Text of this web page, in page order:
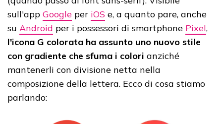
sull'app Google per iOS e, a quanto pare, anche
su Android per i possessori di smartphone Pixel,
l'icona G colorata ha assunto uno nuovo stile
con gradiente che sfuma i colori anziché
mantenerli con divisione netta nella
composizione della lettera. Ecco di cosa stiamo
parlando: